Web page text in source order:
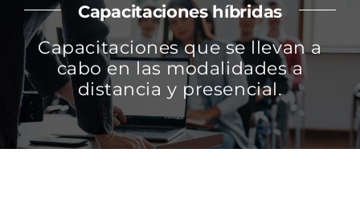
CATÁLOGO
MATRÍCULA Y PAGOS
CONTACTO
Capacitaciones híbridas
Capacitaciones que se llevan a
cabo en las modalidades a
distancia y presencial.